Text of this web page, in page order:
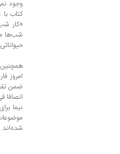
کتاب
«کار
شب‌ها
امروز
ضمن
نیما
شده‌اند.